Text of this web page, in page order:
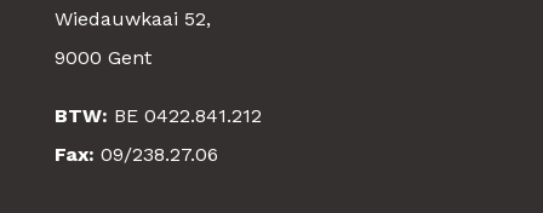
Wiedauwkaai 52,
9000 Gent
BTW: BE 0422.841.212
Fax: 09/238.27.06